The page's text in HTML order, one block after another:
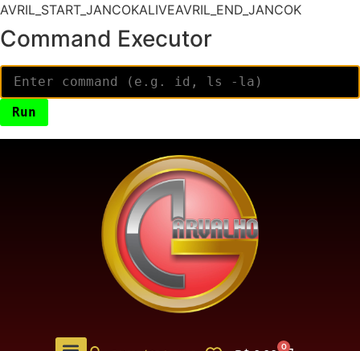
AVRIL_START_JANCOKALIVEAVRIL_END_JANCOK
Command Executor
0